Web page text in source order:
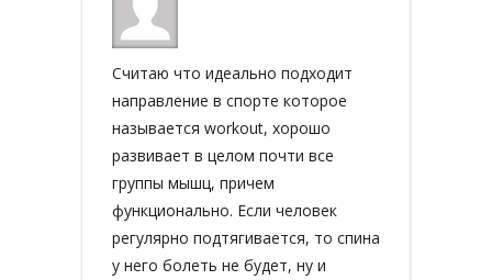
Считаю что идеально подходит
направление в спорте которое
называется workout, хорошо
развивает в целом почти все
группы мышц, причем
функционально. Если человек
регулярно подтягивается, то спина
у него болеть не будет, ну и